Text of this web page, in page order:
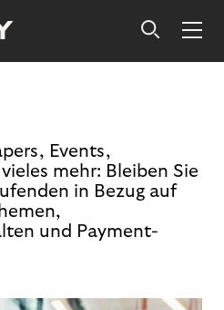
Events,
mehr: Bleiben Sie
in Bezug auf
und Payment-